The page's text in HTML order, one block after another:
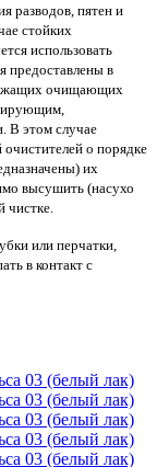
разводов, пятен и
стойких
использовать
предоставлены в
очищающих
В этом случае
о порядке
их
высушить (насухо
чистке.
или перчатки,
в контакт с